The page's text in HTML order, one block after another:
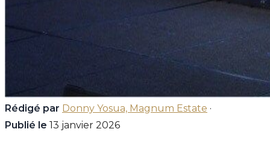
Rédigé par Donny Yosua, Magnum Estate ·
Publié le 13 janvier 2026